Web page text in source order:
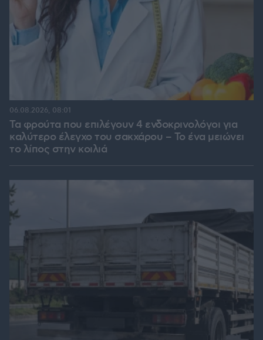
Τα φρούτα που επιλέγουν 4 ενδοκρινολόγοι για
καλύτερο έλεγχο του σακχάρου – Το ένα μειώνει
το λίπος στην κοιλιά
06.08.2026, 08:01